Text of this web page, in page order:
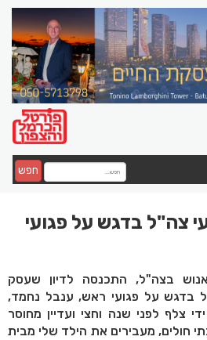
חפש
צה"ל בדגש על פגועי
בצה"ל, התכנסה לדיון שעסק
בדגש על פגועי ראש, ענבל נחמד,
צלף לפני שנה וחצי ועדיין מחוסר
חולים, מעבירים את הילד שלי מבית